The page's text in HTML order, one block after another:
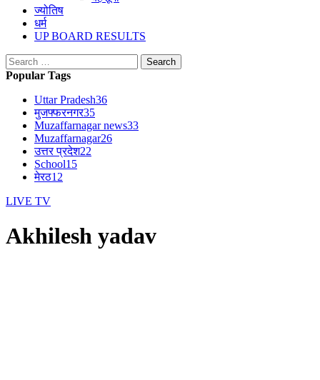
ज्योतिष
धर्म
UP BOARD RESULTS
Search
for:
Popular Tags
Uttar Pradesh36
मुजफ्फरनगर35
Muzaffarnagar news33
Muzaffarnagar26
उत्तर प्रदेश22
School15
मेरठ12
LIVE TV
Akhilesh yadav